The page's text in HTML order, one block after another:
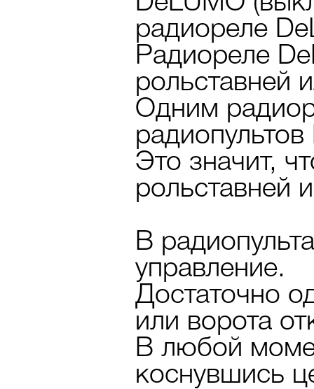
радиореле
Радиореле
рольставней
Одним
радиопультов
Это значит,
рольставней
В
управление.
Достаточно
или ворота
В любой
коснувшись